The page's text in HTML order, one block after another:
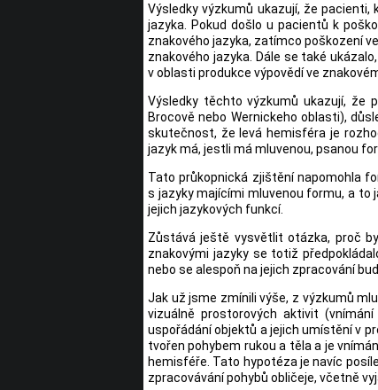
Výsledky výzkumů ukazují, že
jazyka. Pokud došlo u pacientů k
znakového jazyka, zatímco poškození
znakového jazyka. Dále se také
v oblasti produkce výpovědí ve
Výsledky těchto výzkumů ukazují, že
Brocově nebo Wernickeho oblasti),
skutečnost, že levá hemisféra je
jazyk má, jestli má mluvenou, psanou
Tato průkopnická zjištění napomohla
s jazyky majícími mluvenou formu, a
jejich jazykových funkcí.
Zůstává ještě vysvětlit otázka, proč
znakovými jazyky se totiž
nebo se alespoň na jejich zpracování
Jak už jsme zmínili výše, z výzkumů
vizuálně prostorových aktivit
uspořádání objektů a jejich umístění v
tvořen pohybem rukou a těla a je
hemisféře. Tato hypotéza je navíc
zpracovávání pohybů obličeje, včetně